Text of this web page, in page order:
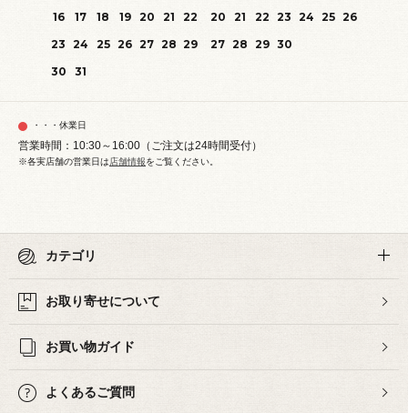
16
17 18 19 20 21
22
23 24 25 26 27 28 29
30
31
20
21 22 23 24 25 26
27 28 29 30
・・・休業日
営業時間：10:30～16:00（ご注文は24時間受付）
※各実店舗の営業日は店舗情報をご覧ください。
カテゴリ
お取り寄せについて
お買い物ガイド
よくあるご質問